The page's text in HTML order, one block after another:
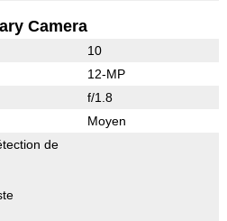
Camera
10
12-MP
f/1.8
Moyen
de